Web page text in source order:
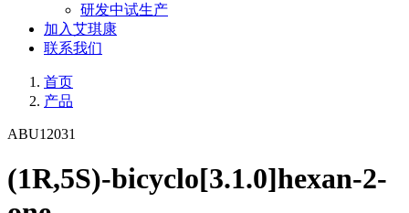
研发中试生产
加入艾琪康
联系我们
首页
产品
ABU12031
(1R,5S)-bicyclo[3.1.0]hexan-2-